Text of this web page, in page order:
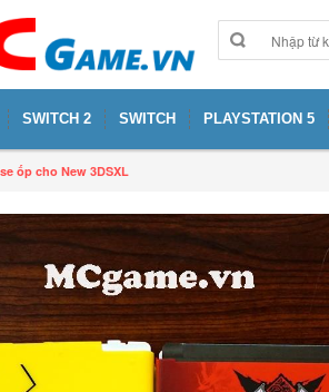
SWITCH 2 SWITCH PLAYSTATION 5
ốp cho New 3DSXL